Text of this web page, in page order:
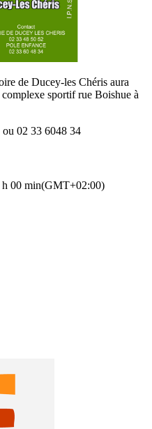
de Ducey-les Chéris aura
sportif rue Boishue à
ou 02 33 6048 34
h 00 min(GMT+02:00)